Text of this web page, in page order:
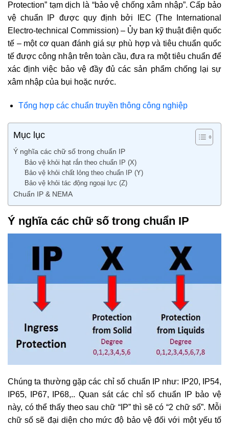
Protection” tạm dịch là “bảo vệ chống xâm nhập”. Cấp bảo
vệ chuẩn IP được quy định bởi IEC (The International
Electro-technical Commission) – Ủy ban kỹ thuật điện quốc
tế – một cơ quan đánh giá sự phù hợp và tiêu chuẩn quốc
tế được công nhận trên toàn cầu, đưa ra một tiêu chuẩn để
xác định việc bảo vệ đầy đủ các sản phẩm chống lại sự
xâm nhập của bụi hoặc nước.
Tổng hợp các chuẩn truyền thông công nghiệp
Mục lục
Ý nghĩa các chữ số trong chuẩn IP
Bảo vệ khỏi hạt rắn theo chuẩn IP (X)
Bảo vệ khỏi chất lỏng theo chuẩn IP (Y)
Bảo vệ khỏi tác động ngoại lực (Z)
Chuẩn IP & NEMA
Ý nghĩa các chữ số trong chuẩn IP
Chúng ta thường gặp các chỉ số chuẩn IP như: IP20, IP54,
IP65, IP67, IP68,.. Quan sát các chỉ số chuẩn IP bảo vệ
này, có thể thấy theo sau chữ “IP” thì sẽ có “2 chữ số”. Mỗi
chữ số sẽ đại diện cho mức độ bảo vệ đối với một yếu tố